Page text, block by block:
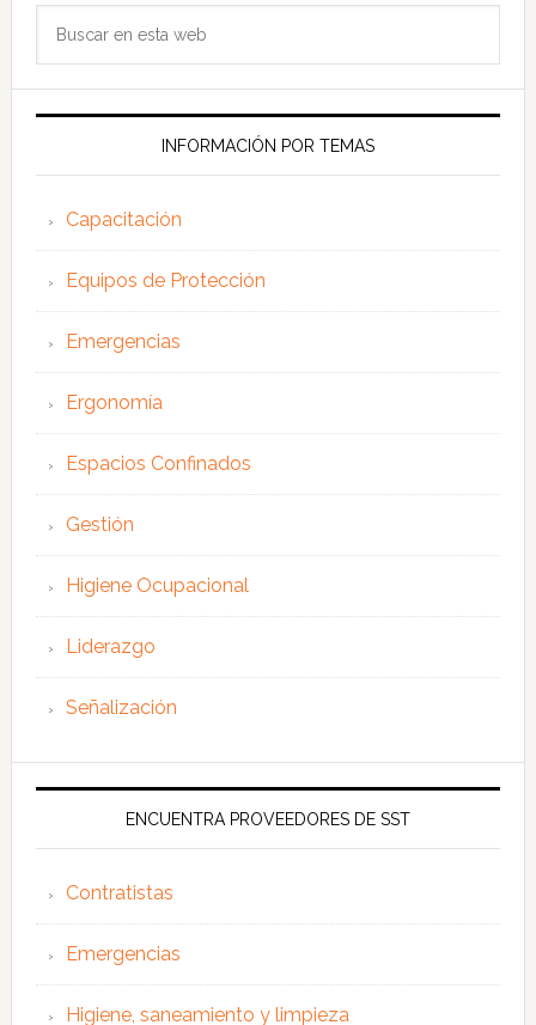
web
INFORMACIÓN POR TEMAS
Capacitación
Equipos de Protección
Emergencias
Ergonomía
Espacios Confinados
Gestión
Higiene Ocupacional
Liderazgo
Señalización
ENCUENTRA PROVEEDORES DE SST
Contratistas
Emergencias
Higiene, saneamiento y limpieza